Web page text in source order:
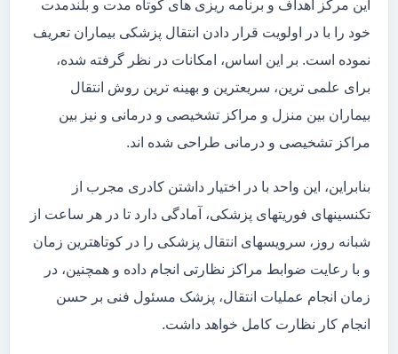
این مرکز اهداف و برنامه ریزی های کوتاه مدت و بلندمدت
خود را با در اولویت قرار دادن انتقال پزشکی بیماران تعریف
نموده است. بر این اساس، امکانات در نظر گرفته شده،
برای علمی ترین، سریعترین و بهینه ترین روش انتقال
بیماران بین منزل و مراکز تشخیصی و درمانی و نیز بین
مراکز تشخیصی و درمانی طراحی شده اند.
بنابراین، این واحد با در اختیار داشتن کادری مجرب از
تکنسینهای فوریتهای پزشکی، آمادگی دارد تا در هر ساعت از
شبانه روز، سرویسهای انتقال پزشکی را در کوتاهترین زمان
و با رعایت ضوابط مراکز نظارتی انجام داده و همچنین، در
زمان انجام عملیات انتقال، پزشک مسئول فنی بر حسن
انجام کار نظارت کامل خواهد داشت.